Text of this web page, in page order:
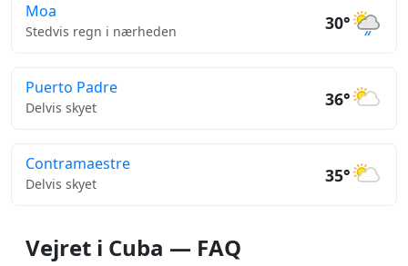
Moa
Stedvis regn i nærheden 30°
Puerto Padre
Delvis skyet 36°
Contramaestre
Delvis skyet 35°
Vejret i Cuba — FAQ